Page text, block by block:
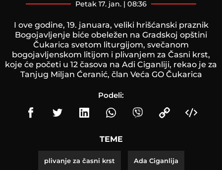
petak 17. jan. | 08:36
I ove godine, 19. januara, veliki hrišćanski praznik
Bogojavljenje biće obeležen na Gradskoj opštini
Čukarica svetom liturgijom, svečanom
bogojavljenskom litijom i plivanjem za Časni krst,
koje će početi u 12 časova na Adi Ciganliji, rekao je za
Tanjug Miljan Ćeranić, član Veća GO Čukarica
Podeli:
TEME
plivanje za časni krst Ada Ciganlija